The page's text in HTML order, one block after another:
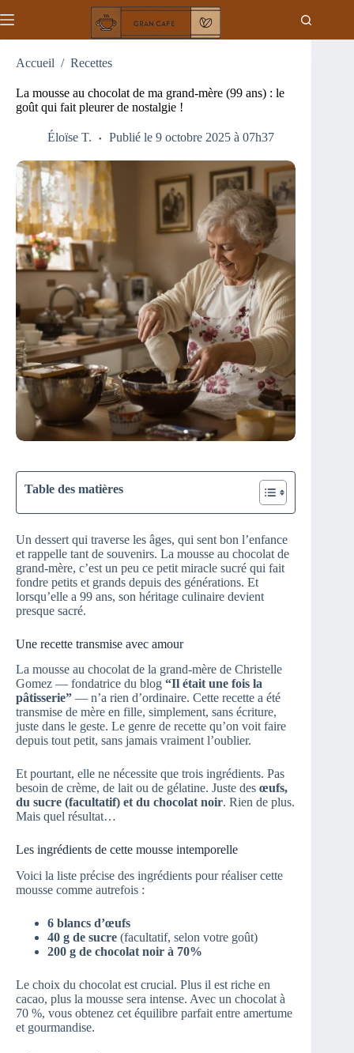
au
Accueil / Recettes
La mousse au chocolat de ma grand-mère (99 ans) : le
goût qui fait pleurer de nostalgie !
Éloïse T. Publié le 9 octobre 2025 à 07h37
Table des matières
Un dessert qui traverse les âges, qui sent bon l’enfance
et rappelle tant de souvenirs. La mousse au chocolat de
grand-mère, c’est un peu ce petit miracle sucré qui fait
fondre petits et grands depuis des générations. Et
lorsqu’elle a 99 ans, son héritage culinaire devient
presque sacré.
Une recette transmise avec amour
La mousse au chocolat de la grand-mère de Christelle
Gomez — fondatrice du blog “Il était une fois la
pâtisserie” — n’a rien d’ordinaire. Cette recette a été
transmise de mère en fille, simplement, sans écriture,
juste dans le geste. Le genre de recette qu’on voit faire
depuis tout petit, sans jamais vraiment l’oublier.
Et pourtant, elle ne nécessite que trois ingrédients. Pas
besoin de crème, de lait ou de gélatine. Juste des œufs,
du sucre (facultatif) et du chocolat noir. Rien de plus.
Mais quel résultat…
Les ingrédients de cette mousse intemporelle
Voici la liste précise des ingrédients pour réaliser cette
mousse comme autrefois :
6 blancs d’œufs
40 g de sucre (facultatif, selon votre goût)
200 g de chocolat noir à 70%
Le choix du chocolat est crucial. Plus il est riche en
cacao, plus la mousse sera intense. Avec un chocolat à
70 %, vous obtenez cet équilibre parfait entre amertume
et gourmandise.